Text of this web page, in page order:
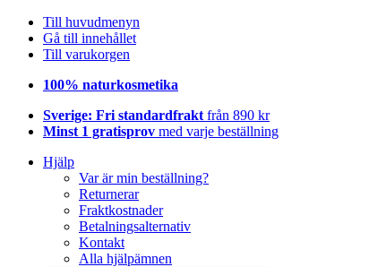
Till huvudmenyn
Gå till innehållet
Till varukorgen
100% naturkosmetika
Sverige: Fri standardfrakt från 890 kr
Minst 1 gratisprov med varje beställning
Hjälp
Var är min beställning?
Returnerar
Fraktkostnader
Betalningsalternativ
Kontakt
Alla hjälpämnen